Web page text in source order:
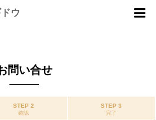
ウ
問い合せ
STEP 2
確認
STEP 3
完了